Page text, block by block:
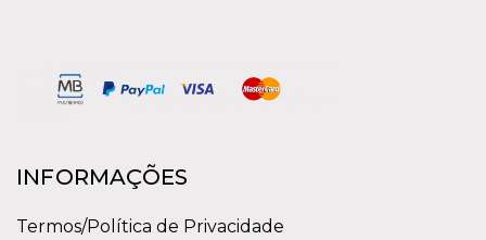
INFORMAÇÕES
Termos/Política de Privacidade